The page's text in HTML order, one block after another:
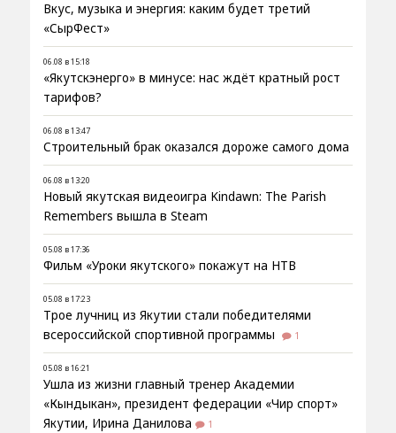
Вкус, музыка и энергия: каким будет третий
«СырФест»
06.08 в 15:18
«Якутскэнерго» в минусе: нас ждёт кратный рост
тарифов?
06.08 в 13:47
Строительный брак оказался дороже самого дома
06.08 в 13:20
Новый якутская видеоигра Kindawn: The Parish
Remembers вышла в Steam
05.08 в 17:36
Фильм «Уроки якутского» покажут на НТВ
05.08 в 17:23
Трое лучниц из Якутии стали победителями
всероссийской спортивной программы
1
05.08 в 16:21
Ушла из жизни главный тренер Академии
«Кындыкан», президент федерации «Чир спорт»
Якутии, Ирина Данилова
1